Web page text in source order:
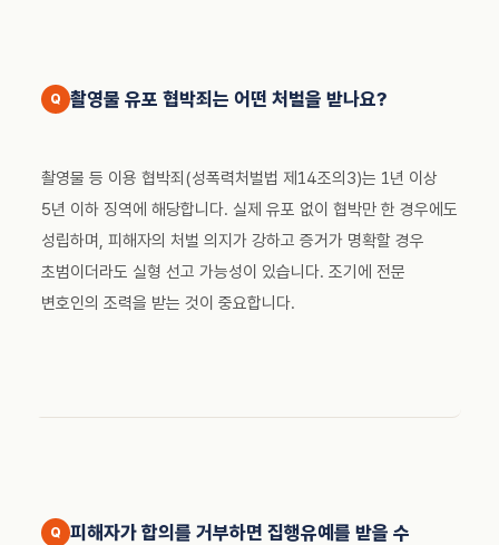
촬영물 유포 협박죄는 어떤 처벌을 받나요?
촬영물 등 이용 협박죄(성폭력처벌법 제14조의3)는 1년 이상
5년 이하 징역에 해당합니다. 실제 유포 없이 협박만 한 경우에도
성립하며, 피해자의 처벌 의지가 강하고 증거가 명확할 경우
초범이더라도 실형 선고 가능성이 있습니다. 조기에 전문
변호인의 조력을 받는 것이 중요합니다.
피해자가 합의를 거부하면 집행유예를 받을 수